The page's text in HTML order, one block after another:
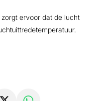
ervoor dat de lucht